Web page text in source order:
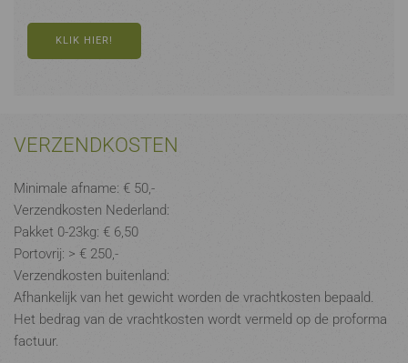
KLIK HIER!
VERZENDKOSTEN
Minimale afname: € 50,-
Verzendkosten Nederland:
Pakket 0-23kg: € 6,50
Portovrij: > € 250,-
Verzendkosten buitenland:
Afhankelijk van het gewicht worden de vrachtkosten bepaald.
Het bedrag van de vrachtkosten wordt vermeld op de proforma
factuur.